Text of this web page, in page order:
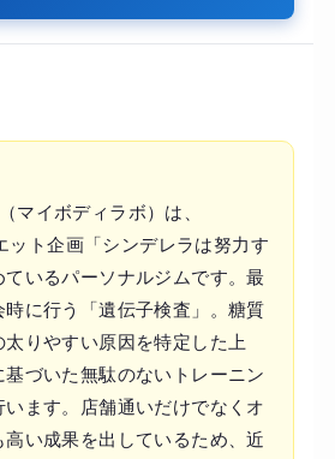
マイボディラボ）は、
ット企画「シンデレラは努力す
ているパーソナルジムです。最
に行う「遺伝子検査」。糖質
りやすい原因を特定した上
づいた無駄のないトレーニン
ます。店舗通いだけでなくオ
い成果を出しているため、近